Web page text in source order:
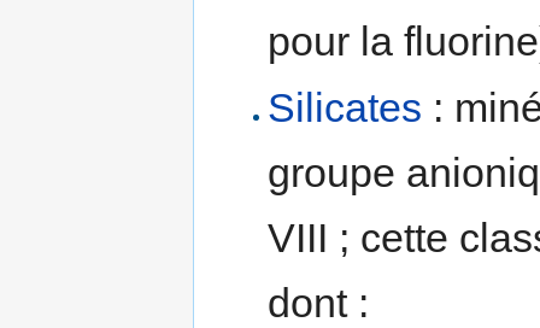
pour la
Silicates :
groupe
VIII ; cette
dont :